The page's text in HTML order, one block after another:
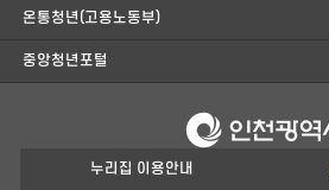
온통청년(고용노동부)
중앙청년포털
누리집 이용안내